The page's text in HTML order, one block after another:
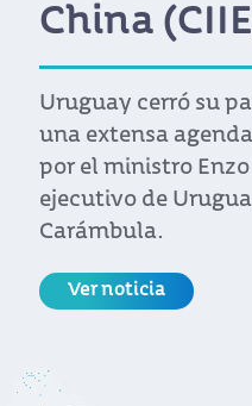
China
Uruguay cerró su
una extensa
por el ministro
ejecutivo de
Carámbula.
Ver noticia